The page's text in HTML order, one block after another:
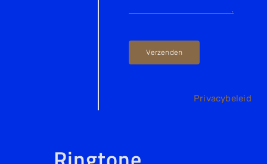
Verzenden
Privacybeleid